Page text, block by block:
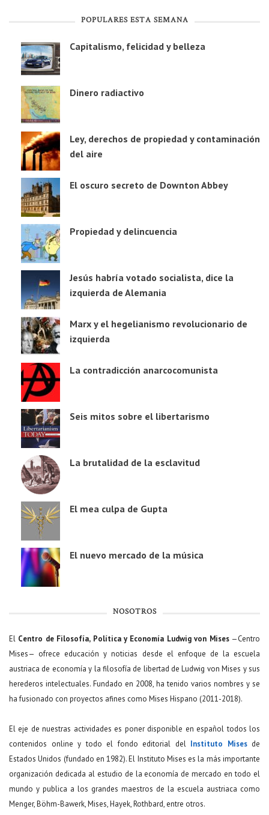
POPULARES ESTA SEMANA
Capitalismo, felicidad y belleza
Dinero radiactivo
Ley, derechos de propiedad y contaminación
del aire
El oscuro secreto de Downton Abbey
Propiedad y delincuencia
Jesús habría votado socialista, dice la
izquierda de Alemania
Marx y el hegelianismo revolucionario de
izquierda
La contradicción anarcocomunista
Seis mitos sobre el libertarismo
La brutalidad de la esclavitud
El mea culpa de Gupta
El nuevo mercado de la música
NOSOTROS
El Centro de Filosofía, Política y Economía Ludwig von Mises—Centro
Mises— ofrece educación y noticias desde el enfoque de la escuela
austriaca de economía y la filosofía de libertad de Ludwig von Mises y sus
herederos intelectuales. Fundado en 2008, ha tenido varios nombres y se
ha fusionado con proyectos afines como Mises Hispano (2011-2018).
El eje de nuestras actividades es poner disponible en español todos los
contenidos online y todo el fondo editorial del Instituto Misesde
Estados Unidos (fundado en 1982). El Instituto Mises es la más importante
organización dedicada al estudio de la economía de mercado en todo el
mundo y publica a los grandes maestros de la escuela austriaca como
Menger, Böhm-Bawerk, Mises, Hayek, Rothbard, entre otros.